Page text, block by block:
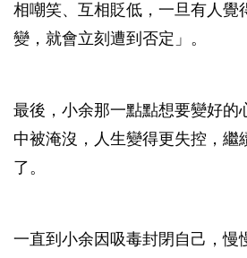
相嘲笑、互相貶低，一旦有人覺
變，就會立刻遭到否定」。
最後，小余那一點點想要變好的
中被淹沒，人生變得更失控，繼
了。
一直到小余因吸毒封閉自己，慢